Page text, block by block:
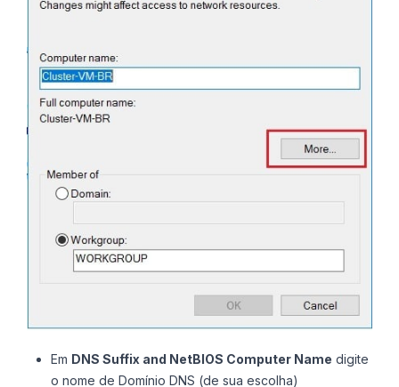
Em DNS Suffix and NetBIOS Computer Name digite
o nome de Domínio DNS (de sua escolha)